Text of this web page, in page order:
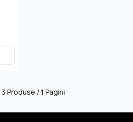
3 Produse / 1 Pagini